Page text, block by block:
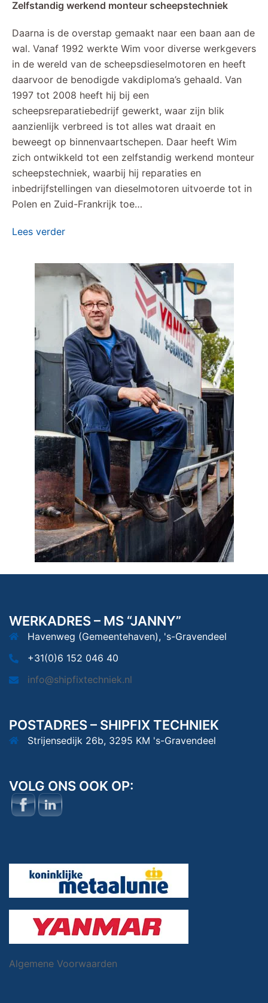
Zelfstandig werkend monteur scheepstechniek
Daarna is de overstap gemaakt naar een baan aan de
wal. Vanaf 1992 werkte Wim voor diverse werkgevers
in de wereld van de scheepsdieselmotoren en heeft
daarvoor de benodigde vakdiploma’s gehaald. Van
1997 tot 2008 heeft hij bij een
scheepsreparatiebedrijf gewerkt, waar zijn blik
aanzienlijk verbreed is tot alles wat draait en
beweegt op binnenvaartschepen. Daar heeft Wim
zich ontwikkeld tot een zelfstandig werkend monteur
scheepstechniek, waarbij hij reparaties en
inbedrijfstellingen van dieselmotoren uitvoerde tot in
Polen en Zuid-Frankrijk toe…
Lees verder
WERKADRES – MS “JANNY”
Havenweg (Gemeentehaven), 's-Gravendeel
+31(0)6 152 046 40
info@shipfixtechniek.nl
POSTADRES – SHIPFIX TECHNIEK
Strijensedijk 26b, 3295 KM 's-Gravendeel
VOLG ONS OOK OP:
Algemene Voorwaarden